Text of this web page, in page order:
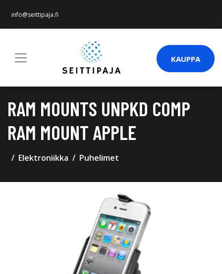
info@seittipaja.fi
KAUPPA
RAM MOUNTS UNPKD COMP
RAM MOUNT APPLE
Elektroniikka Puhelimet